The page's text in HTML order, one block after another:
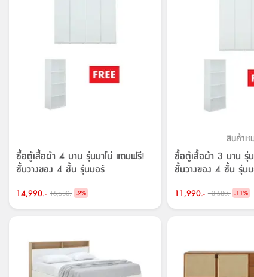
ซื้อตู้เสื้อผ้า 4 บาน รุ่นมาโน่ แถมฟรี!
ชั้นวางของ 4 ชั้น รุ่นมอร์
14,990.- 16,580.- -9%
สินค้าห
ซื้อตู้เสื้อผ้า 3 บาน รุ่
ชั้นวางของ 4 ชั้น รุ่น
11,990.- 13,580.- -11%